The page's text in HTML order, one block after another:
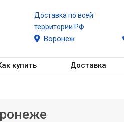
Доставка по всей
территории РФ
Воронеж
купить Доставка